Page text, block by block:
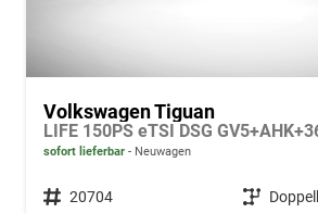
Volkswagen Tiguan
sofort lieferbar Neuwagen
Fahrzeugnr. 20704 Getriebe